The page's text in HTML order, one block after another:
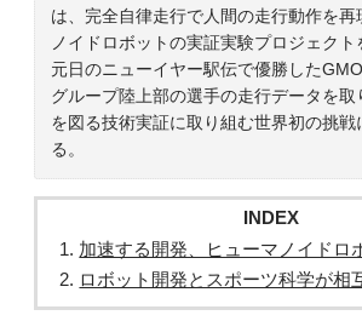
は、完全自律走行で人間の走行動作を再
ノイドロボットの実証実験プロジェク
元日のニューイヤー駅伝で優勝した
グループ陸上部の選手の走行データを取
を図る技術実証に取り組む世界初の挑戦
る。
INDEX
加速する開発、ヒューマノイドロ
ロボット開発とスポーツ科学が相